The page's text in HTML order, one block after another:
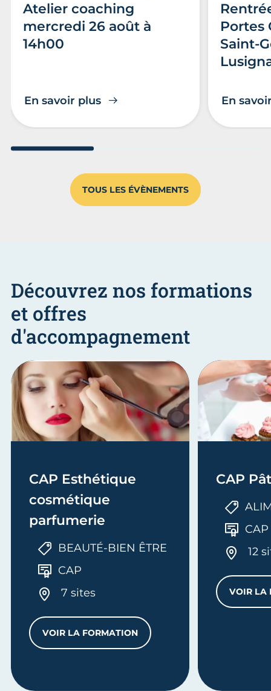
Atelier coaching
mercredi 26 août à
14h00
En savoir plus
Portes
Saint-
En
TOUS LES ÉVÈNEMENTS
Découvrez nos formations
et offres
d'accompagnement
CAP Esthétique
cosmétique
parfumerie
BEAUTÉ-BIEN ÊTRE
CAP
7 sites
VOIR LA FORMATIONCAP ESTHÉTIQUE COSMÉTIQUE
CAP
CAP
12
VOIR LA